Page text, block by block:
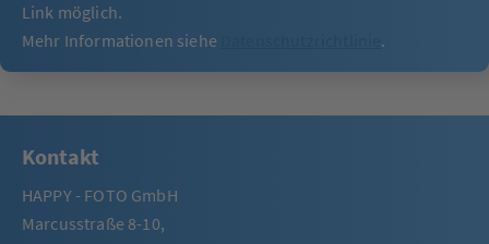
Link möglich.
Mehr Informationen siehe
.
Kontakt
HAPPY - FOTO GmbH
Marcusstraße 8-10,